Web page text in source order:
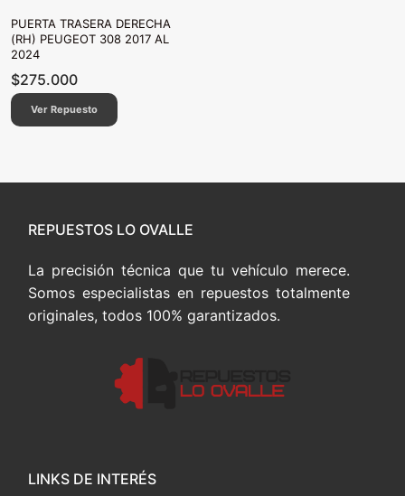
PUERTA TRASERA DERECHA
(RH) PEUGEOT 308 2017 AL
2024
$275.000
Ver Repuesto
REPUESTOS LO OVALLE
La precisión técnica que tu vehículo merece.
Somos especialistas en repuestos totalmente
originales, todos 100% garantizados.
LINKS DE INTERÉS